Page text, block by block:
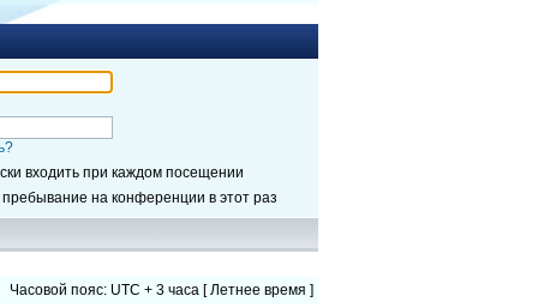
входить при каждом посещении
на конференции в этот раз
Часовой пояс: UTC + 3 часа [ Летнее время ]